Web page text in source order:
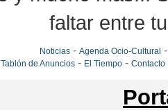
faltar entre
Noticias -Agenda Ocio-Cultural
Tablón de Anuncios - El Tiempo -Contacto